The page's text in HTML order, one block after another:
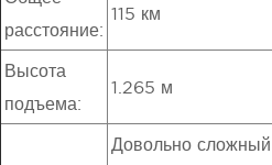
расстояние:
115 км
Высота
подъема:
1.265 м
Довольно